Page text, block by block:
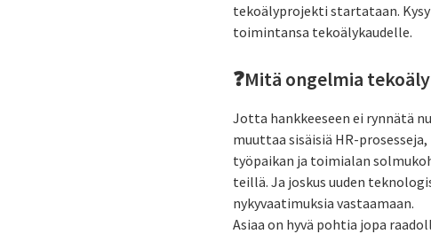
tekoälyprojekti startataan.
toimintansa tekoälykaudelle.
❓Mitä ongelmia
Jotta hankkeeseen ei rynnätä
muuttaa sisäisiä HR-
työpaikan ja toimialan
teillä. Ja joskus uuden
nykyvaatimuksia vastaamaan.
Asiaa on hyvä pohtia jopa